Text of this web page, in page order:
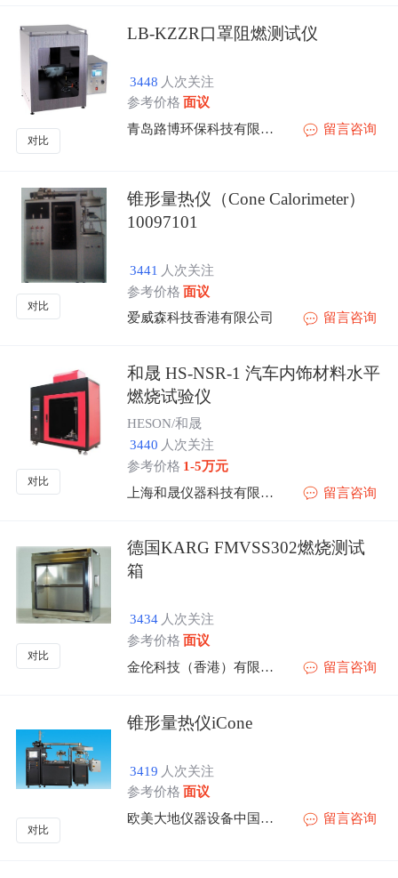
对比
LB-KZZR口罩阻燃测试仪
3448 人次关注
参考价格 面议
青岛路博环保科技有限公司
留言咨询
对比
锥形量热仪（Cone Calorimeter）
10097101
3441 人次关注
参考价格 面议
爱威森科技香港有限公司
留言咨询
对比
和晟 HS-NSR-1 汽车内饰材料水平
燃烧试验仪
HESON/和晟
3440 人次关注
参考价格 1-5万元
上海和晟仪器科技有限公司
留言咨询
对比
德国KARG FMVSS302燃烧测试
箱
3434 人次关注
参考价格 面议
金伦科技（香港）有限公司
留言咨询
对比
锥形量热仪iCone
3419 人次关注
参考价格 面议
欧美大地仪器设备中国有限公司
留言咨询